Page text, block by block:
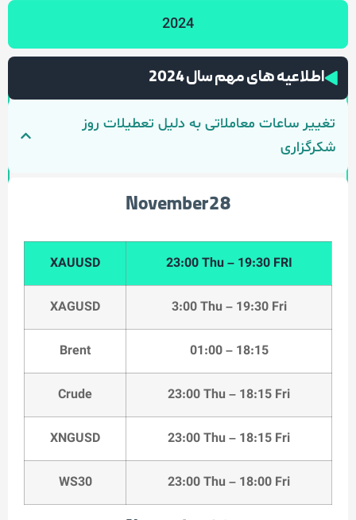
های مهم سال 2024
ساعات معاملاتی به دلیل تعطیلات روز
November28
XAUUSD 23:00 Thu – 19:30 FRI
XAGUSD 3:00 Thu – 19:30 Fri
01:00 – 18:15
23:00 Thu – 18:15 Fri
XNGUSD 23:00 Thu – 18:15 Fri
23:00 Thu – 18:00 Fri